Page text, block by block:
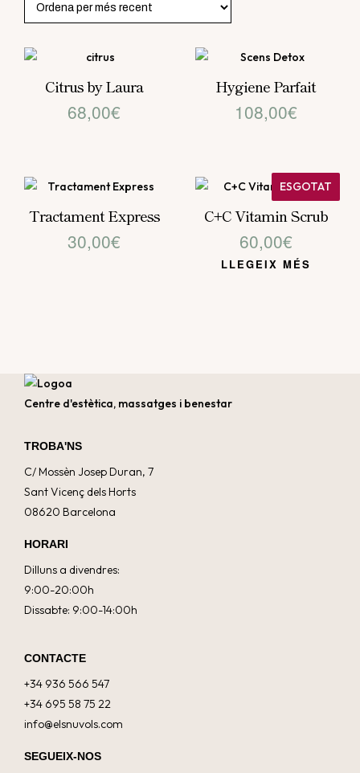
Citrus by Laura
68,00€
Hygiene Parfait
108,00€
Tractament Express
30,00€
ESGOTAT
C+C Vitamin Scrub
60,00€
LLEGEIX MÉS
Centre d'estètica, massatges i benestar
TROBA'NS
C/ Mossèn Josep Duran, 7
Sant Vicenç dels Horts
08620 Barcelona
HORARI
Dilluns a divendres:
9:00-20:00h
Dissabte: 9:00-14:00h
CONTACTE
+34 936 566 547
+34 695 58 75 22
info@elsnuvols.com
SEGUEIX-NOS